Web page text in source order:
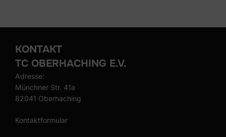
KONTAKT
TC OBERHACHING E.V.
Adresse:
Münchner Str. 41a
82041 Oberhaching
Kontaktformular